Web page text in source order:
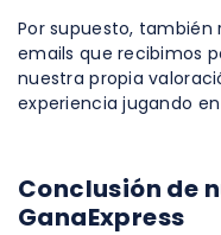
Por supuesto,
emails que recibimos
nuestra propia
experiencia jugando
Conclusión de
GanaExpress